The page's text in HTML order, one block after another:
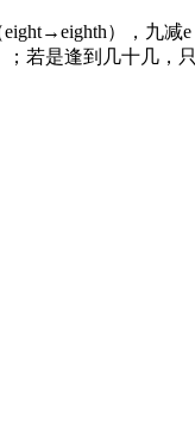
），九减e
若是逢到几十几，只